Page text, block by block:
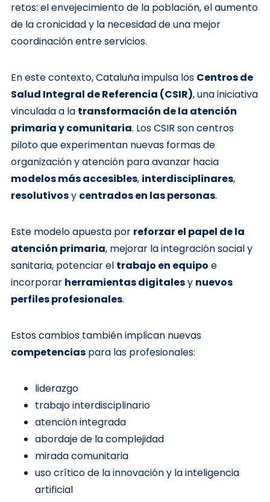
retos: el envejecimiento de la población, el aumento
de la cronicidad y la necesidad de una mejor
coordinación entre servicios.
En este contexto, Cataluña impulsa los Centros de
Salud Integral de Referencia (CSIR), una iniciativa
vinculada a la transformación de la atención
primaria y comunitaria. Los CSIR son centros
piloto que experimentan nuevas formas de
organización y atención para avanzar hacia
modelos más accesibles, interdisciplinares,
resolutivosy centrados en las personas.
Este modelo apuesta por reforzar el papel de la
atención primaria, mejorar la integración social y
sanitaria, potenciar el trabajo en equipo e
incorporar herramientas digitalesy nuevos
perfiles profesionales.
Estos cambios también implican nuevas
competenciaspara las profesionales:
liderazgo
trabajo interdisciplinario
atención integrada
abordaje de la complejidad
mirada comunitaria
uso crítico de la innovación y la inteligencia
artificial